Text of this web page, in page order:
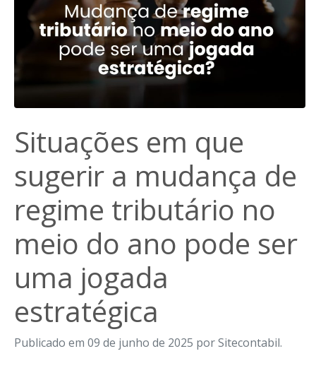
Situações em que
sugerir a mudança de
regime tributário no
meio do ano pode ser
uma jogada
estratégica
Publicado em 09 de junho de 2025 por Sitecontabil.